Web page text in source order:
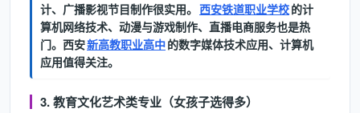
计、广播影视节目制作很实用。 西安铁道职业学校的计
算机网络技术、动漫与游戏制作、直播电商服务也是热
门。西安新高教职业高中的数字媒体技术应用、计算机
应用值得关注。
3. 教育文化艺术类专业（女孩子选得多）